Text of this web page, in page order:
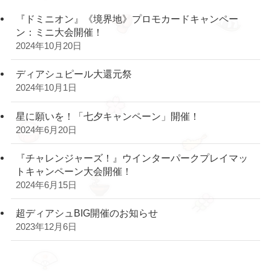
『ドミニオン』《境界地》プロモカードキャンペー
ン：ミニ大会開催！
2024年10月20日
ディアシュピール大還元祭
2024年10月1日
星に願いを！「七夕キャンペーン」開催！
2024年6月20日
『チャレンジャーズ！』ウインターパークプレイマッ
トキャンペーン大会開催！
2024年6月15日
超ディアシュBIG開催のお知らせ
2023年12月6日